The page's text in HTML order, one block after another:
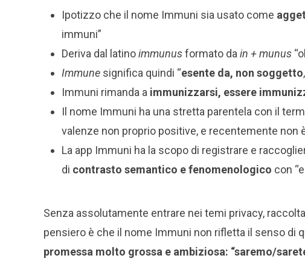
Ipotizzo che il nome Immuni sia usato come
immuni”
Deriva dal latinoimmunusformato dain + munus
Immune significa quindi “esente da, non soggetto
Immuni rimanda a immunizzarsi, essere
Il nome Immuni ha una stretta parentela con il
valenze non proprio positive, e recentemente non
La app Immuni ha la scopo di registrare e
di contrasto semantico e fenomenologico con
Senza assolutamente entrare nei temi privacy,
pensiero è che il nome Immuni non rifletta il senso di
promessa molto grossa e ambiziosa: “saremo/